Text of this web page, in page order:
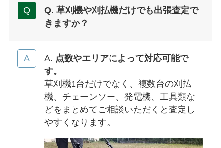
Q. 草刈機や刈払機だけでも出張査定で
きますか？
A. 点数やエリアによって対応可能で
す。
草刈機1台だけでなく、複数台の刈払
機、チェーンソー、発電機、工具類な
どをまとめてご相談いただくと査定し
やすくなります。